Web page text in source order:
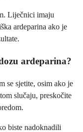
Liječnici imaju
ardeparina ako je
ardeparina?
se sjetite, osim ako je
slučaju, preskočite
biste nadoknadili